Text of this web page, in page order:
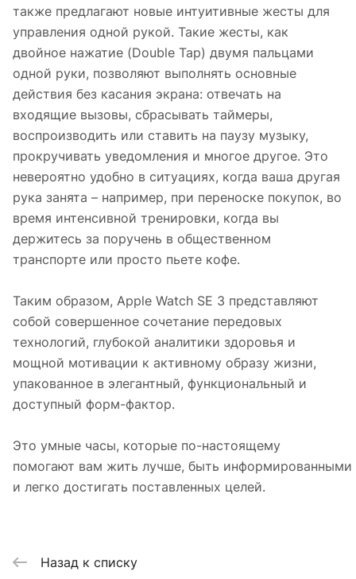
также предлагают новые интуитивные жесты для
управления одной рукой. Такие жесты, как
двойное нажатие (Double Tap) двумя пальцами
одной руки, позволяют выполнять основные
действия без касания экрана: отвечать на
входящие вызовы, сбрасывать таймеры,
воспроизводить или ставить на паузу музыку,
прокручивать уведомления и многое другое. Это
невероятно удобно в ситуациях, когда ваша другая
рука занята – например, при переноске покупок, во
время интенсивной тренировки, когда вы
держитесь за поручень в общественном
транспорте или просто пьете кофе.
Таким образом, Apple Watch SE 3 представляют
собой совершенное сочетание передовых
технологий, глубокой аналитики здоровья и
мощной мотивации к активному образу жизни,
упакованное в элегантный, функциональный и
доступный форм-фактор.
Это умные часы, которые по-настоящему
помогают вам жить лучше, быть информированными
и легко достигать поставленных целей.
Назад к списку